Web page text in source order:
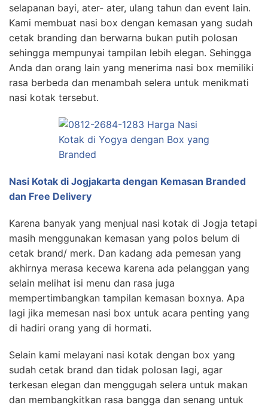
selapanan bayi, ater- ater, ulang tahun dan event lain.
Kami membuat nasi box dengan kemasan yang sudah
cetak branding dan berwarna bukan putih polosan
sehingga mempunyai tampilan lebih elegan. Sehingga
Anda dan orang lain yang menerima nasi box memiliki
rasa berbeda dan menambah selera untuk menikmati
nasi kotak tersebut.
Nasi Kotak di Jogjakarta dengan Kemasan Branded
dan Free Delivery
Karena banyak yang menjual nasi kotak di Jogja tetapi
masih menggunakan kemasan yang polos belum di
cetak brand/ merk. Dan kadang ada pemesan yang
akhirnya merasa kecewa karena ada pelanggan yang
selain melihat isi menu dan rasa juga
mempertimbangkan tampilan kemasan boxnya. Apa
lagi jika memesan nasi box untuk acara penting yang
di hadiri orang yang di hormati.
Selain kami melayani nasi kotak dengan box yang
sudah cetak brand dan tidak polosan lagi, agar
terkesan elegan dan menggugah selera untuk makan
dan membangkitkan rasa bangga dan senang untuk